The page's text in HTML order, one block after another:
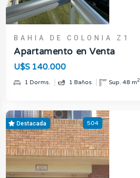
BAHIA DE COLONIA Z1
Apartamento en Venta
U$S 140.000
1 Dorms. 1 Baños Sup. 48 m2
Destacada 504